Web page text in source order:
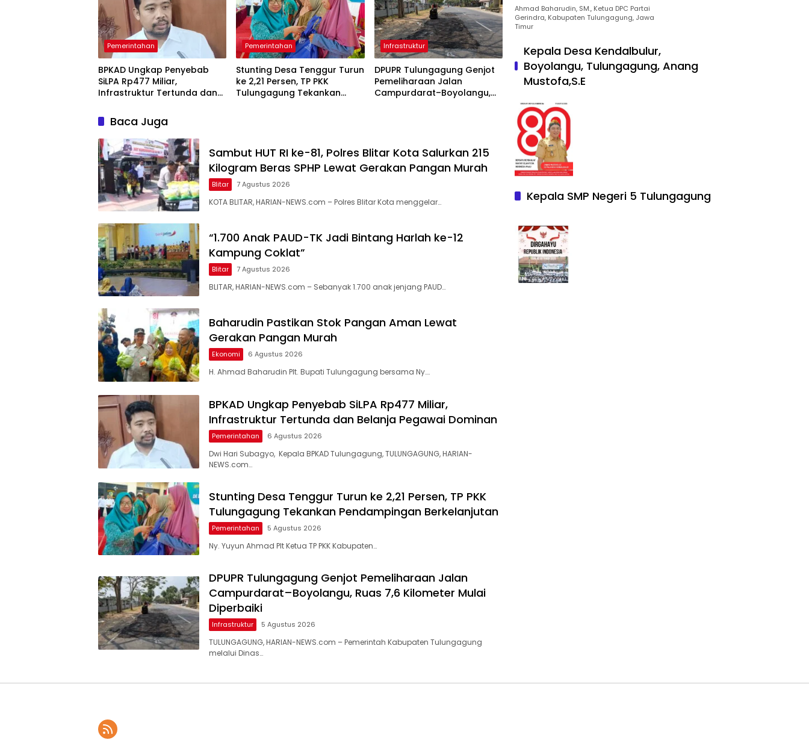
Pemerintahan
BPKAD Ungkap Penyebab
SiLPA Rp477 Miliar,
Infrastruktur Tertunda dan
Pemerintahan
Stunting Desa Tenggur Turun
ke 2,21 Persen, TP PKK
Tulungagung Tekankan
Infrastruktur
DPUPR Tulungagung Genjot
Pemeliharaan Jalan
Campurdarat–Boyolangu,
Baca Juga
Sambut HUT RI ke-81, Polres Blitar Kota Salurkan 215
Kilogram Beras SPHP Lewat Gerakan Pangan Murah
Blitar 7 Agustus 2026
KOTA BLITAR, HARIAN-NEWS.com – Polres Blitar Kota menggelar…
“1.700 Anak PAUD-TK Jadi Bintang Harlah ke-12
Kampung Coklat”
Blitar 7 Agustus 2026
BLITAR, HARIAN-NEWS.com – Sebanyak 1.700 anak jenjang PAUD…
Baharudin Pastikan Stok Pangan Aman Lewat
Gerakan Pangan Murah
Ekonomi 6 Agustus 2026
H. Ahmad Baharudin Plt. Bupati Tulungagung bersama Ny….
BPKAD Ungkap Penyebab SiLPA Rp477 Miliar,
Infrastruktur Tertunda dan Belanja Pegawai Dominan
Pemerintahan 6 Agustus 2026
Dwi Hari Subagyo, Kepala BPKAD Tulungagung, TULUNGAGUNG, HARIAN-
NEWS.com…
Stunting Desa Tenggur Turun ke 2,21 Persen, TP PKK
Tulungagung Tekankan Pendampingan Berkelanjutan
Pemerintahan 5 Agustus 2026
Ny. Yuyun Ahmad Plt Ketua TP PKK Kabupaten…
DPUPR Tulungagung Genjot Pemeliharaan Jalan
Campurdarat–Boyolangu, Ruas 7,6 Kilometer Mulai
Diperbaiki
Infrastruktur 5 Agustus 2026
TULUNGAGUNG, HARIAN-NEWS.com – Pemerintah Kabupaten Tulungagung
melalui Dinas…
Ahmad Baharudin, SM., Ketua DPC Partai
Gerindra, Kabupaten Tulungagung, Jawa
Timur
Kepala Desa Kendalbulur,
Boyolangu, Tulungagung, Anang
Mustofa,S.E
Kepala SMP Negeri 5 Tulungagung